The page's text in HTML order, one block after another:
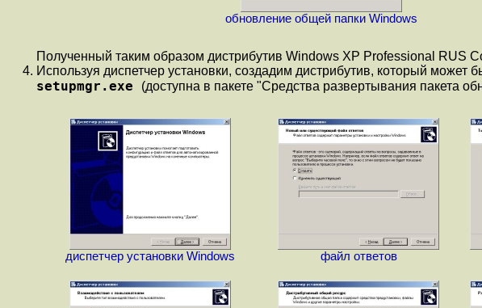
обновление общей папки Windows
Полученный таким образом дистрибутив Windows XP Professional RUS
Используя диспетчер установки, создадим дистрибутив, который
setupmgr.exe (доступна в пакете "Средства развертывания пакета
диспетчер установки Windows файл ответов